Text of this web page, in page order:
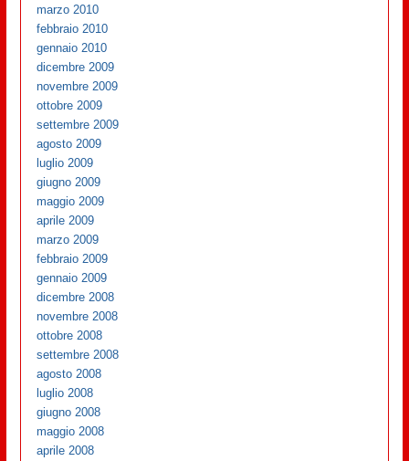
marzo 2010
febbraio 2010
gennaio 2010
dicembre 2009
novembre 2009
ottobre 2009
settembre 2009
agosto 2009
luglio 2009
giugno 2009
maggio 2009
aprile 2009
marzo 2009
febbraio 2009
gennaio 2009
dicembre 2008
novembre 2008
ottobre 2008
settembre 2008
agosto 2008
luglio 2008
giugno 2008
maggio 2008
aprile 2008